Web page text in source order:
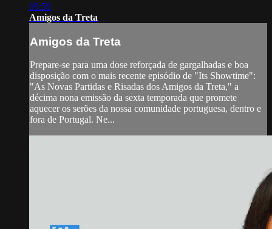
09:59
Amigos da Treta
Amigos da Treta
Prepare-se para uma dose reforçada de gargalhadas e boa
disposição com o mais recente episódio de "Its Showtime":
"As Novas Partidas e Risadas dos Amigos da Treta," a
décima nona emissão da sexta temporada que promete
aquecer os serões da nossa comunidade portuguesa, dentro e
fora de Portugal. Ne...